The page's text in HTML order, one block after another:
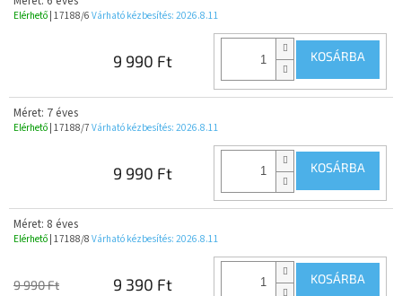
Elérhető | 17188/6 Várható kézbesítés: 2026.8.11
9 990 Ft KOSÁRBA
Méret: 7 éves
Elérhető | 17188/7 Várható kézbesítés: 2026.8.11
9 990 Ft KOSÁRBA
Méret: 8 éves
Elérhető | 17188/8 Várható kézbesítés: 2026.8.11
9 990 Ft 9 390 Ft KOSÁRBA